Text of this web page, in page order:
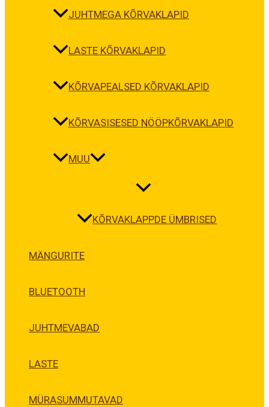
JUHTMEGA KÕRVAKLAPID
LASTE KÕRVAKLAPID
KÕRVAPEALSED KÕRVAKLAPID
KÕRVASISESED NÖÖPKÕRVAKLAPID
MUU
KÕRVAKLAPPDE ÜMBRISED
MÄNGURITE
BLUETOOTH
JUHTMEVABAD
LASTE
MÜRASUMMUTAVAD